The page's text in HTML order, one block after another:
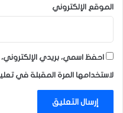
الموقع الإلكتروني
احفظ اسمي، بريدي
لاستخدامها المرة المقبلة في